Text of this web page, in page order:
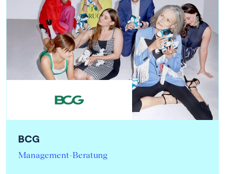
BCG
Management-Beratung